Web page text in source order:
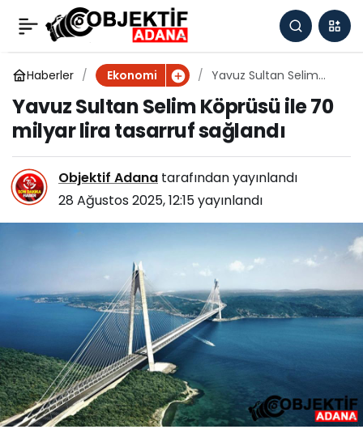
Haberler Ekonomi
Yavuz Sultan Selim
lira tasarruf sağlandı
Yavuz Sultan Selim Köprüsü ile 70
milyar lira tasarruf sağlandı
Objektif Adana tarafından yayınlandı
28 Ağustos 2025, 12:15yayınlandı
Bakan Şimşek:
Enflasyon beklentileri
iyileşiyor
0 Paylaş